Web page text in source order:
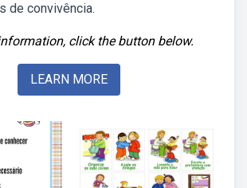
de convivência.
click the button below.
LEARN MORE